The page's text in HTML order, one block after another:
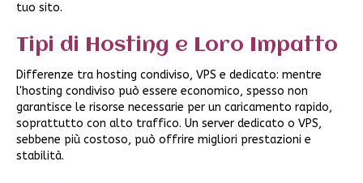
tuo sito.
Tipi di Hosting e Loro Impatto
Differenze tra hosting condiviso, VPS e dedicato: mentre
l'hosting condiviso può essere economico, spesso non
garantisce le risorse necessarie per un caricamento rapido,
soprattutto con alto traffico. Un server dedicato o VPS,
sebbene più costoso, può offrire migliori prestazioni e
stabilità.